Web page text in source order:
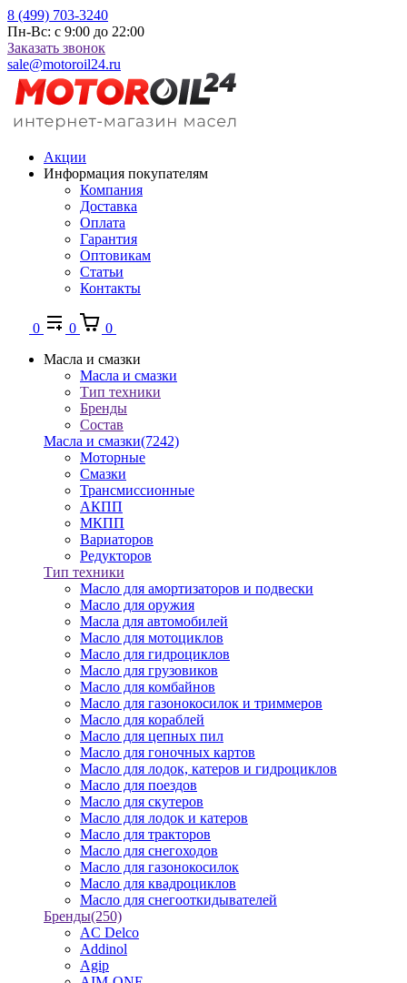
8 (499) 703-3240
Пн-Вс: с 9:00 до 22:00
Заказать звонок
sale@motoroil24.ru
Акции
Информация покупателям
Компания
Доставка
Оплата
Гарантия
Оптовикам
Статьи
Контакты
0 0
0
Масла и смазки
Масла и смазки
Тип техники
Бренды
Состав
Масла и смазки(7242)
Моторные
Смазки
Трансмиссионные
АКПП
МКПП
Вариаторов
Редукторов
Тип техники
Масло для амортизаторов и подвески
Масло для оружия
Масла для автомобилей
Масло для мотоциклов
Масло для гидроциклов
Масло для грузовиков
Масло для комбайнов
Масло для газонокосилок и триммеров
Масло для кораблей
Масло для цепных пил
Масло для гоночных картов
Масло для лодок, катеров и гидроциклов
Масло для поездов
Масло для скутеров
Масло для лодок и катеров
Масло для тракторов
Масло для снегоходов
Масло для газонокосилок
Масло для квадроциклов
Масло для снегооткидывателей
Бренды(250)
AC Delco
Addinol
Agip